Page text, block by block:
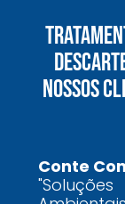
vê
serem
O que uma
químicos
e
garante
Nossos
Conte
"Soluções